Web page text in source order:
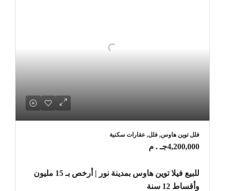
فلل توين هاوس, فلل, عقارات سكنية
4,200,000جـ . م
للبيع فيلا توين هاوس بمدينة نور | أرخص بـ 15 مليون
وأقساط 12 سنة